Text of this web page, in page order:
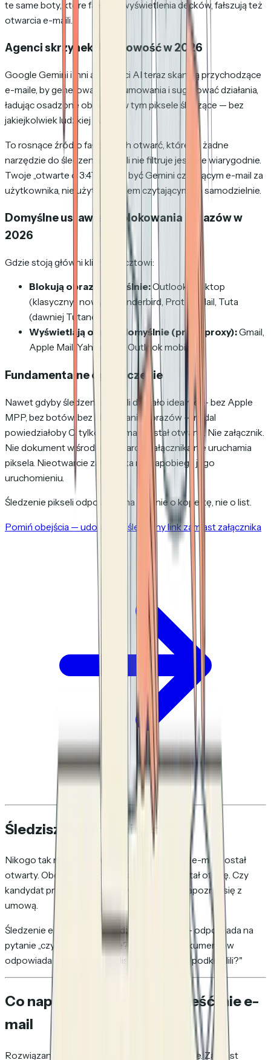
te same boty, które fałszują wyświetlenia decków, fałszują też
otwarcia e-maili.
Agenci skrzynek AI — nowość w 2026
Google Gemini i inni asystenci AI teraz skanują przychodzące
e-maile, by generować podsumowania i sugerować działania,
ładując osadzone obrazy — w tym piksele śledzące — bez
jakiejkolwiek ludzkiej uwagi.
To rosnące źródło fałszywych otwarć, którego żadne
narzędzie do śledzenia e-maili nie filtruje jeszcze wiarygodnie.
Twoje „otwarte o 3:47" może być Gemini czytającym e-mail za
użytkownika, nie użytkownikiem czytającym go samodzielnie.
Domyślne ustawienia blokowania obrazów w
2026
Gdzie stoją główni klienci pocztowi:
Blokują obrazy domyślnie:Outlook desktop
(klasyczny i nowy), Thunderbird, Proton Mail, Tuta
(dawniej Tutanota)
Wyświetlają obrazy domyślnie (przez proxy):Gmail,
Apple Mail, Yahoo Mail, Outlook mobilny
Fundamentalne ograniczenie
Nawet gdyby śledzenie pikseli działało idealnie — bez Apple
MPP, bez botów, bez blokowania obrazów — nadal
powiedziałoby Ci tylko, że
e-mail
został otwarty. Nie załącznik.
Nie dokument w środku. Otwarcie załącznika nie uruchamia
piksela. Nieotwarcie załącznika nie zapobiega jego
uruchomieniu.
Śledzenie pikseli odpowiada na pytanie o kopertę, nie o list.
Pomiń obejścia — udostępnij śledzony link zamiast załącznika
Śledzisz kopertę, nie list
Nikogo tak naprawdę nie obchodzi, czy jego e-mail został
otwarty. Obchodzi ich, czy prospekt przeczytał ofertę. Czy
kandydat przejrzał list ofertowy. Czy klient zapoznał się z
umową.
Śledzenie e-maili — potwierdzenia i piksele — odpowiada na
pytanie „czy widzieli kopertę?" Śledzenie dokumentów
odpowiada „czy przeczytali list i które strony podkreślili?"
Co naprawdę działa: śledź treść, nie e-
mail
Rozwiązanie jest strukturalne, nie przyrostowe. Zamiast